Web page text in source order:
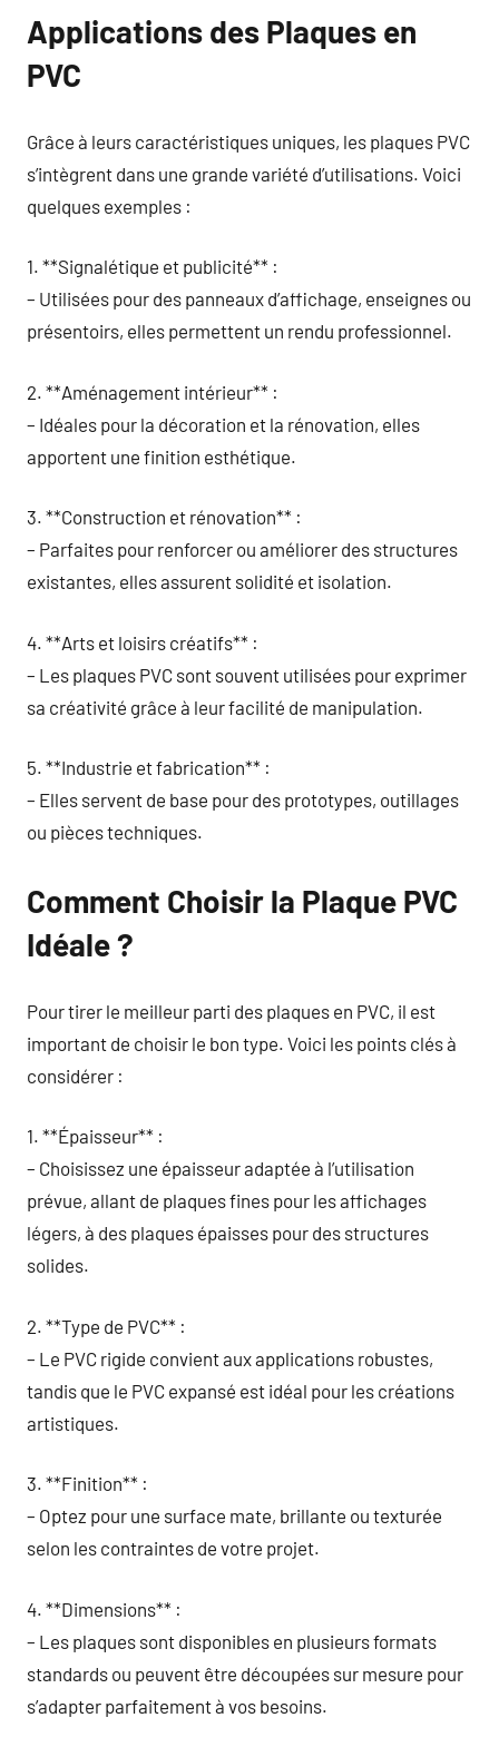
Applications des Plaques en
PVC
Grâce à leurs caractéristiques uniques, les plaques PVC
s’intègrent dans une grande variété d’utilisations. Voici
quelques exemples :
1. **Signalétique et publicité** :
– Utilisées pour des panneaux d’affichage, enseignes ou
présentoirs, elles permettent un rendu professionnel.
2. **Aménagement intérieur** :
– Idéales pour la décoration et la rénovation, elles
apportent une finition esthétique.
3. **Construction et rénovation** :
– Parfaites pour renforcer ou améliorer des structures
existantes, elles assurent solidité et isolation.
4. **Arts et loisirs créatifs** :
– Les plaques PVC sont souvent utilisées pour exprimer
sa créativité grâce à leur facilité de manipulation.
5. **Industrie et fabrication** :
– Elles servent de base pour des prototypes, outillages
ou pièces techniques.
Comment Choisir la Plaque PVC
Idéale ?
Pour tirer le meilleur parti des plaques en PVC, il est
important de choisir le bon type. Voici les points clés à
considérer :
1. **Épaisseur** :
– Choisissez une épaisseur adaptée à l’utilisation
prévue, allant de plaques fines pour les affichages
légers, à des plaques épaisses pour des structures
solides.
2. **Type de PVC** :
– Le PVC rigide convient aux applications robustes,
tandis que le PVC expansé est idéal pour les créations
artistiques.
3. **Finition** :
– Optez pour une surface mate, brillante ou texturée
selon les contraintes de votre projet.
4. **Dimensions** :
– Les plaques sont disponibles en plusieurs formats
standards ou peuvent être découpées sur mesure pour
s’adapter parfaitement à vos besoins.